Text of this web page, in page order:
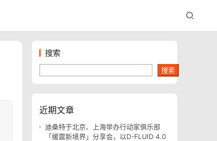
搜索
搜索
近期文章
迪桑特于北京、上海举办行动家俱乐部
「缓震新境界」分享会，以D-FLUID 4.0